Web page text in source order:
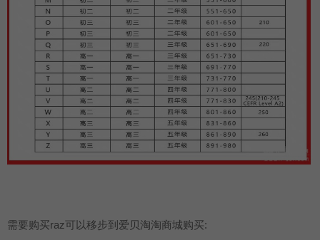
需要购买raz可以移步到爱贝淘淘商城购买: